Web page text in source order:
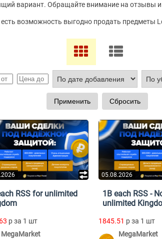
вариант. Обращайте внимание на отзывы и
есть возможность выгодно продать предметы
RSS for unlimited
p за 1 шт
MegaMarket
05.08.2026
1B each RSS -
unlimited
1845.51 p за 1 шт
MegaMarket